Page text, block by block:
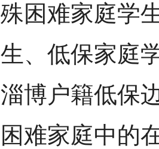
殊困难家庭学
生、低保家庭
淄博户籍低保
困难家庭中的